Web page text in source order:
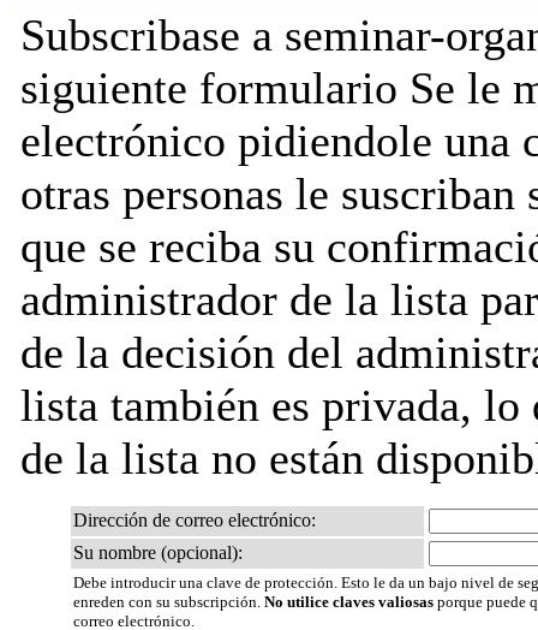
Subscribase a seminar-
siguiente formulario Se le
electrónico pidiendole una
otras personas le
que se reciba su
administrador de la lista
de la decisión del
lista también es privada,
de la lista no están
Dirección de correo electrónico:
Su nombre (opcional):
Debe introducir una clave de protección. Esto le da un bajo nivel de
enreden con su subscripción. No utilice claves valiosas porque puede
correo electrónico.